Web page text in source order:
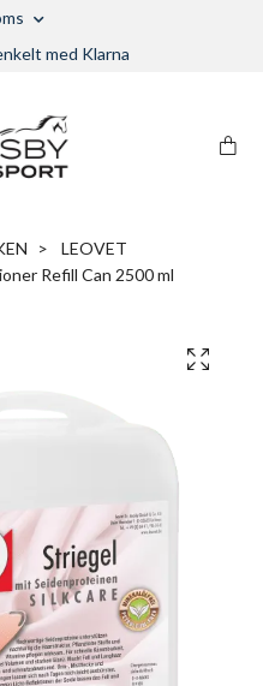
med Klarna
LEOVET
Refill Can 2500 ml